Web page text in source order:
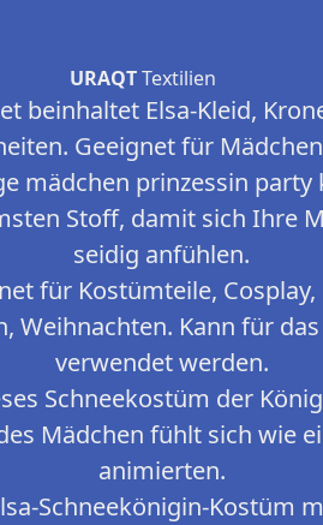
URAQTTextilien
beinhaltet Elsa-Kleid,
Geeignet für
mädchen prinzessin
Stoff, damit sich Ihre
seidig anfühlen.
für Kostümteile,
Weihnachten. Kann für
verwendet werden.
Schneekostüm der
Mädchen fühlt sich wie
animierten.
Schneekönigin-Kostüm